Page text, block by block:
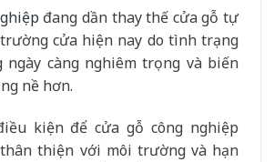
đang dần thay thế cửa gỗ tự
cửa hiện nay do tình trạng
ngày càng nghiêm trọng và biến
nề hơn.
kiện để cửa gỗ công nghiệp
thiện với môi trường và hạn